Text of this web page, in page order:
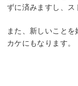
ずに済みますし、ス
また、新しいこと
カケにもなります。